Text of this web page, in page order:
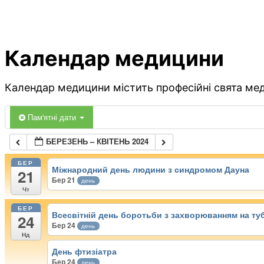
Календар медицини
Календар медицини містить професійні свята
Пам'ятні дати
БЕРЕЗЕНЬ – КВІТЕНЬ 2024
БЕР
21
Чт
Міжнародний день людини з синдромом Дауна
Бер 21 день
БЕР
24
Нд
Всесвітній день боротьби з захворюванням на
Бер 24 день
День фтизіатра
Бер 24 день